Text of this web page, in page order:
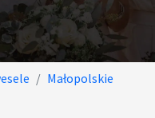
Małopolskie